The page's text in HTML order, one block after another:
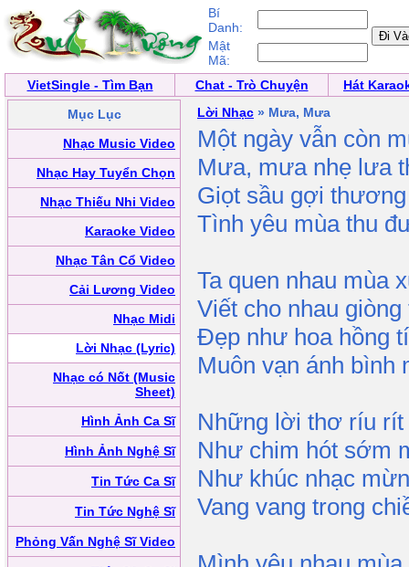
Bí
Danh:
Mật
Mã:
VietSingle - Tìm Bạn
Chat - Trò Chuyện
Hát
Mục Lục
Nhạc Music Video
Nhạc Hay Tuyển Chọn
Nhạc Thiếu Nhi Video
Karaoke Video
Nhạc Tân Cổ Video
Cải Lương Video
Nhạc Midi
Lời Nhạc (Lyric)
Nhạc có Nốt (Music
Sheet)
Hình Ảnh Ca Sĩ
Hình Ảnh Nghệ Sĩ
Tin Tức Ca Sĩ
Tin Tức Nghệ Sĩ
Phỏng Vấn Nghệ Sĩ Video
Lời Nhạc » Mưa, Mưa
Một ngày vẫn còn
Mưa, mưa nhẹ lưa
Giọt sầu gợi
Tình yêu mùa thu
Ta quen nhau mùa
Viết cho nhau
Đẹp như hoa hồng
Muôn vạn ánh bình
Những lời thơ ríu rít
Như chim hót sớm
Như khúc nhạc
Vang vang trong